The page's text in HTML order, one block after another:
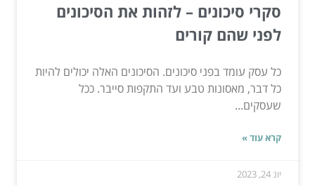
סקרי סיכונים – לזהות את הסיכונים
לפני שהם קורים
כל עסק עומד בפני סיכונים. הסיכונים האלה יכולים להיות
כל דבר, מאסונות טבע ועד התקפות סייבר. ככל
שעסקים...
קרא עוד »
יונ 24, 2023